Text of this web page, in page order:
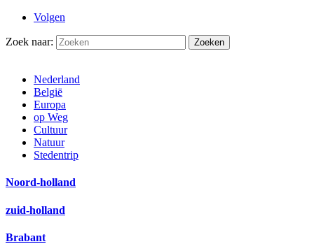
Volgen
Zoek naar:
Nederland
België
Europa
op Weg
Cultuur
Natuur
Stedentrip
Noord-holland
zuid-holland
Brabant